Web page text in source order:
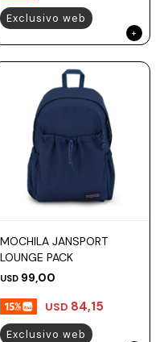
Exclusivo web
MOCHILA JANSPORT
LOUNGE PACK
USD 99,00
USD 84,15
Exclusivo web